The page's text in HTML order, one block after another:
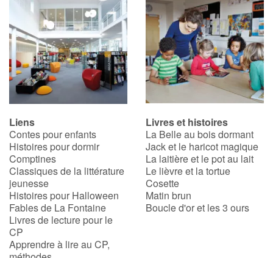
Liens
Contes pour enfants
Histoires pour dormir
Comptines
Classiques de la littérature
jeunesse
Histoires pour Halloween
Fables de La Fontaine
Livres de lecture pour le
CP
Apprendre à lire au CP,
Livres et histoires
La Belle au bois dormant
Jack et le haricot magique
La laitière et le pot au lait
Le lièvre et la tortue
Cosette
Matin brun
Boucle d'or et les 3 ours